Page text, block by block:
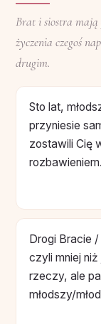
Brat i siostra mają
życzenia czegoś
drugim.
Sto lat,
przyniesie
zostawili Cię
Drogi Bracie
czyli mniej niż
rzeczy, ale
młodszy/